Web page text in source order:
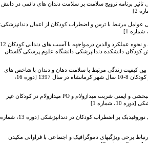
برنامه ترویج سلامت بر سلامت دندان های دائمی در دانش
مرتبط با ترس و اضطراب کودکان از اعمال دندانپزشکی:
ارزیابی آگاهی و نحوه عملکرد والدین درمواجهه با آسیب های دندانی کودکان 12
کودکان دانشکده دندانپزشکی دانشگاه علوم پزشکی گلستان
کیفیت زندگی مرتبط با سلامت دهان و دندان با شاخص های
PUFA/pufa ,DMFT/dmft در کودکان 8-10 سال شهر کرمانشاه در سال 1397 [دوره 16،
مقایسه آرامبخشی و ایمنی شربت میدازولام و PO میدازولام در کودکان غیر
شماره 1]
اثربخشی نوروفیدبک بر اضطراب کودکان در دندانپزشکی [دوره 13، شماره
برخی ویژگیهای دموگرافیک و اجتماعی با فراوانی مکیدن